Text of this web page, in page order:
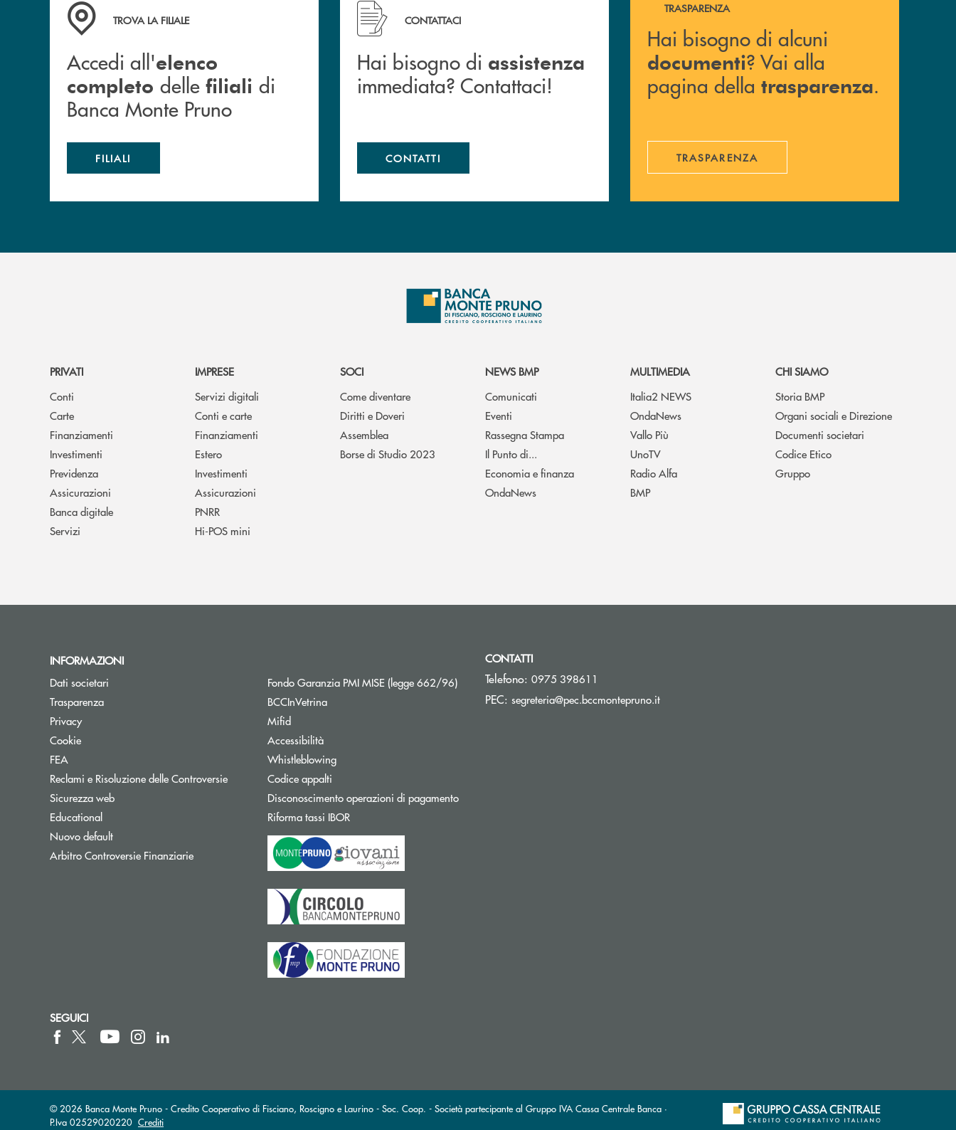
Accedi all' elenco completo&nbsp; delle&nbsp; filiali&nbsp; di Banca Monte Pruno
TROVA LA FILIALE
Accedi all'elenco
completo delle filiali di
Banca Monte Pruno
FILIALI
Hai bisogno di assistenza immediata? Contattaci!
CONTATTACI
Hai bisogno di assistenza
immediata? Contattaci!
CONTATTI
Hai bisogno di alcuni documenti ? Vai alla pagina della
TRASPARENZA
Hai bisogno di alcuni
documenti? Vai alla
pagina della trasparenza.
TRASPARENZA
PRIVATI
Conti
Carte
Finanziamenti
Investimenti
Previdenza
Assicurazioni
Banca digitale
Servizi
IMPRESE
Servizi digitali
Conti e carte
Finanziamenti
Estero
Investimenti
Assicurazioni
PNRR
Hi-POS mini
SOCI
Come diventare
Diritti e Doveri
Assemblea
Borse di Studio 2023
NEWS BMP
Comunicati
Eventi
Rassegna Stampa
Il Punto di...
Economia e finanza
OndaNews
MULTIMEDIA
Italia2 NEWS
OndaNews
Vallo Più
UnoTV
Radio Alfa
BMP
CHI SIAMO
Storia BMP
Organi sociali e Direzione
Documenti societari
Codice Etico
Gruppo
INFORMAZIONI
Dati societari
Trasparenza
Privacy
Cookie
FEA
Reclami e Risoluzione delle Controversie
Sicurezza web
Educational
Nuovo default
Arbitro Controversie FinanziarieApre una nuova finestra
Fondo Garanzia PMI MISE (legge 662/96)Apre una nuova finestra
BCCInVetrina
Mifid
Accessibilità
Whistleblowing
Codice appalti
Disconoscimento operazioni di pagamento
Riforma tassi IBORApre una nuova finestra
CONTATTI
Telefono: 0975 398611
PEC: segreteria@pec.bccmontepruno.it(si apre l’app di posta elettronica)
SEGUICI
© 2026 Banca Monte Pruno - Credito Cooperativo di Fisciano, Roscigno e Laurino - Soc. Coop. - Società partecipante al Gruppo IVA Cassa Centrale Banca ·
P.Iva 02529020220 Crediti